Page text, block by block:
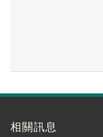
相關訊息